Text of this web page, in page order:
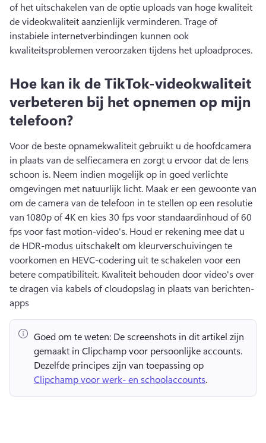
of het uitschakelen van de optie uploads van hoge kwaliteit
de videokwaliteit aanzienlijk verminderen. Trage of
instabiele internetverbindingen kunnen ook
kwaliteitsproblemen veroorzaken tijdens het uploadproces.
Hoe kan ik de TikTok-videokwaliteit
verbeteren bij het opnemen op mijn
telefoon?
Voor de beste opnamekwaliteit gebruikt u de hoofdcamera
in plaats van de selfiecamera en zorgt u ervoor dat de lens
schoon is. Neem indien mogelijk op in goed verlichte
omgevingen met natuurlijk licht. Maak er een gewoonte van
om de camera van de telefoon in te stellen op een resolutie
van 1080p of 4K en kies 30 fps voor standaardinhoud of 60
fps voor fast motion-video's. Houd er rekening mee dat u
de HDR-modus uitschakelt om kleurverschuivingen te
voorkomen en HEVC-codering uit te schakelen voor een
betere compatibiliteit. Kwaliteit behouden door video's over
te dragen via kabels of cloudopslag in plaats van berichten-
apps
Goed om te weten: De screenshots in dit artikel zijn
Clipchamp voor werk- en schoolaccounts.